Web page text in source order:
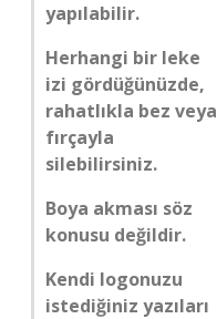
yapılabilir.
Herhangi bir leke
izi gördüğünüzde,
rahatlıkla bez veya
fırçayla
silebilirsiniz.
Boya akması söz
konusu değildir.
Kendi logonuzu
istediğiniz yazıları